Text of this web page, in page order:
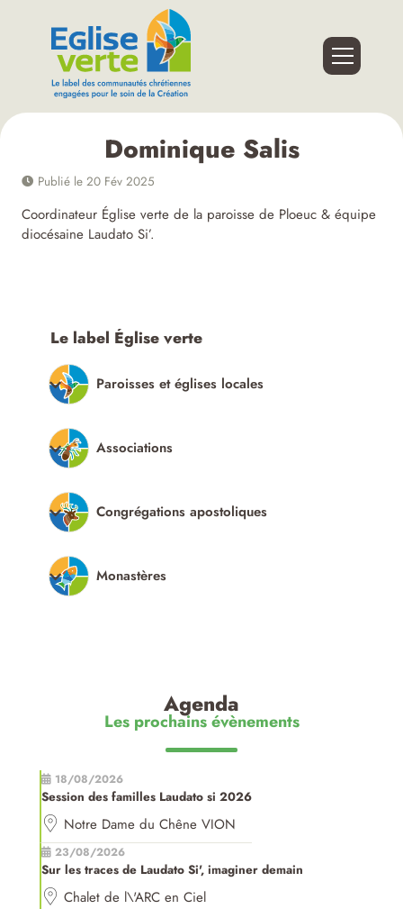
Le label Église verte
Paroisses et églises locales
Associations
Congrégations apostoliques
Monastères
Agenda
Les prochains évènements
18/08/2026
Session des familles Laudato si 2026
Notre Dame du Chêne VION
23/08/2026
Sur les traces de Laudato Si', imaginer demain
Chalet de l\'ARC en Ciel
Dominique Salis
Publié le 20 Fév 2025
Coordinateur Église verte de la paroisse de Ploeuc & équipe
diocésaine Laudato Si’.